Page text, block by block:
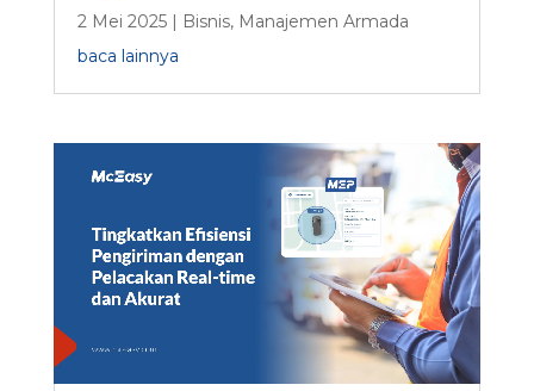
2 Mei 2025| Bisnis, Manajemen Armada
baca lainnya